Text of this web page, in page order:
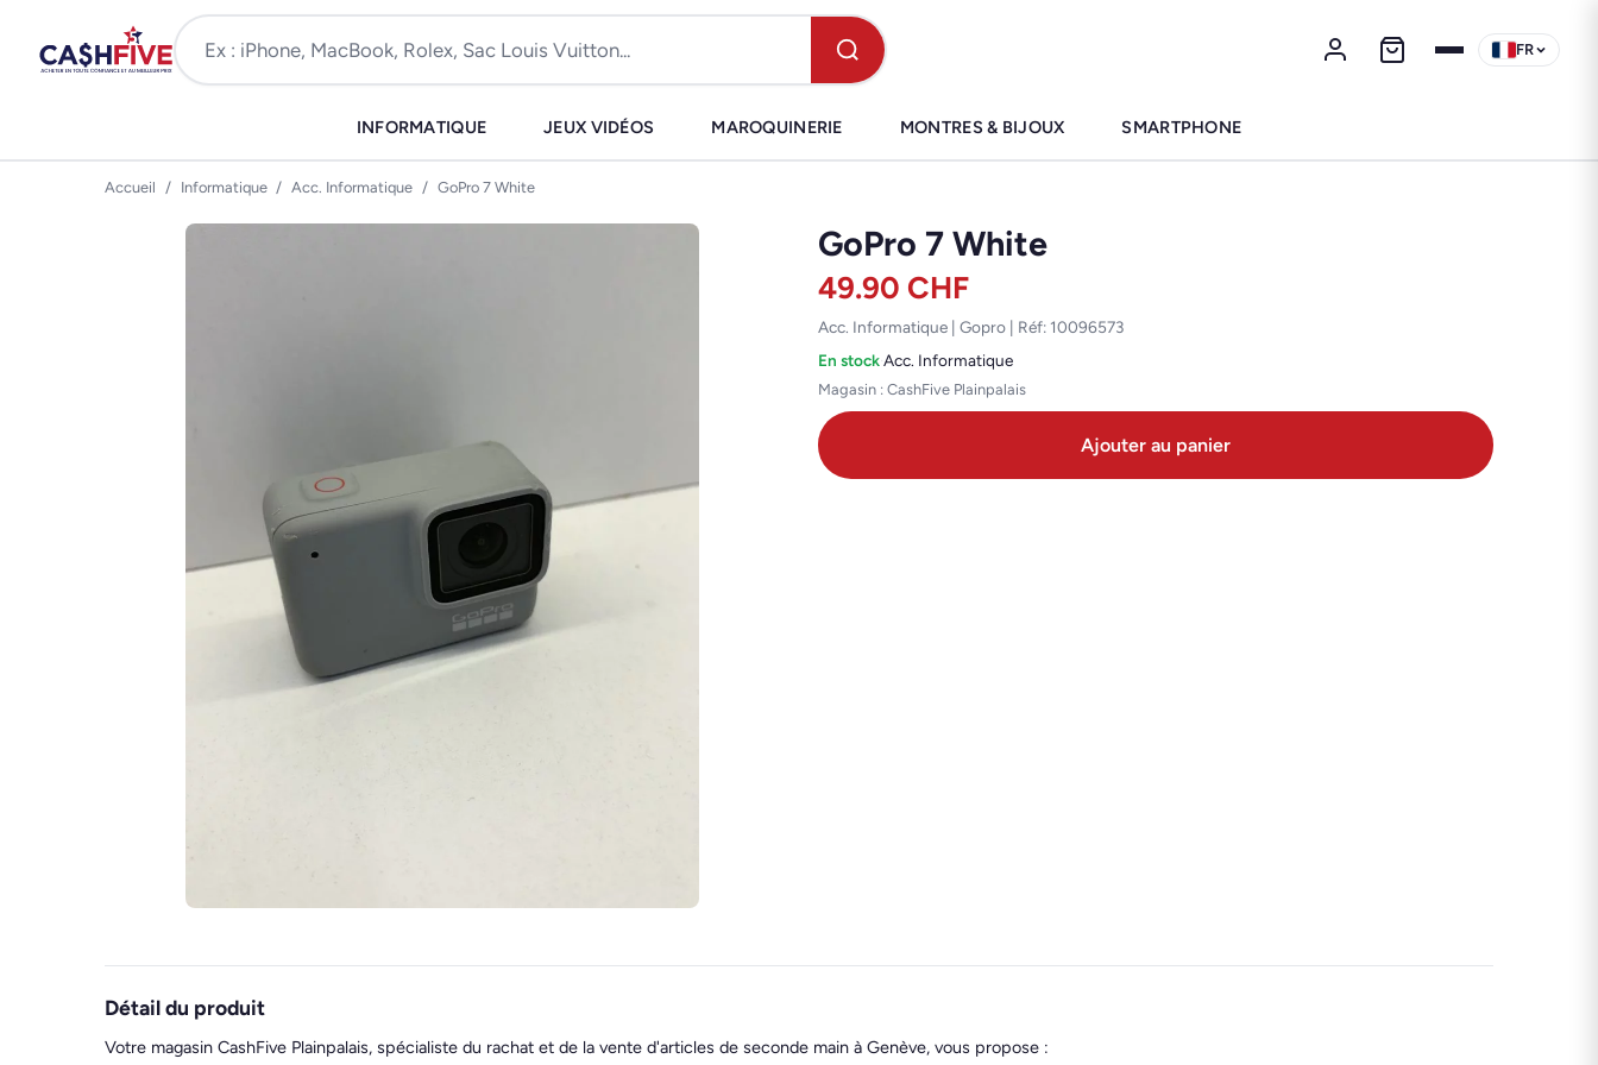
FR
INFORMATIQUE JEUX VIDÉOS MAROQUINERIE MONTRES & BIJOUX SMARTPHONE
Accueil / Informatique / Acc. Informatique / GoPro 7 White
GoPro 7 White
49.90 CHF
Acc. Informatique | Gopro | Réf: 10096573
En stock·Acc. Informatique
Magasin : CashFive Plainpalais
Ajouter au panier
Détail du produit
Votre magasin CashFive Plainpalais, spécialiste du rachat et de la vente d'articles de seconde main à Genève, vous propose :